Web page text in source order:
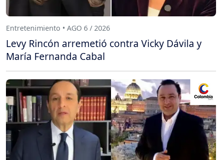
Entretenimiento • AGO 6 / 2026
Levy Rincón arremetió contra Vicky Dávila y
María Fernanda Cabal